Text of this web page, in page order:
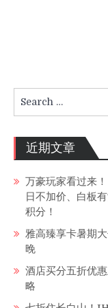
for:
近期文章
万豪玩家看过来
日不加价、白板
积分！
雅高臻享卡暑期
晚
酒店买分五折优
略